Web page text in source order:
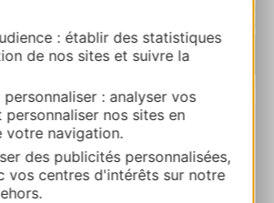
: établir des statistiques
de nos sites et suivre la
: analyser vos
personnaliser nos sites en
votre navigation.
des publicités personnalisées,
vos centres d'intérêts sur notre
RESERVA